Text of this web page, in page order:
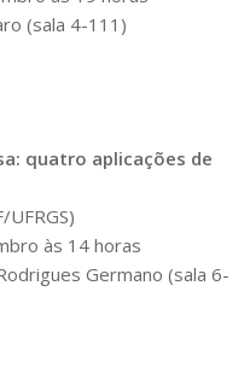
(sala 4-111)
quatro aplicações de
UFRGS)
às 14 horas
Germano (sala 6-